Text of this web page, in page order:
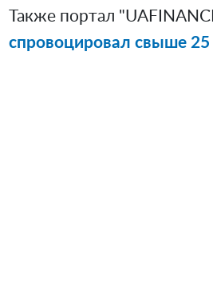
Также портал
спровоцировал свыше